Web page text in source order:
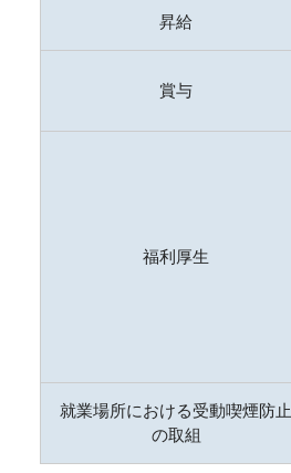
昇給
賞与
福利厚生
就業場所における受動喫煙防止
の取組